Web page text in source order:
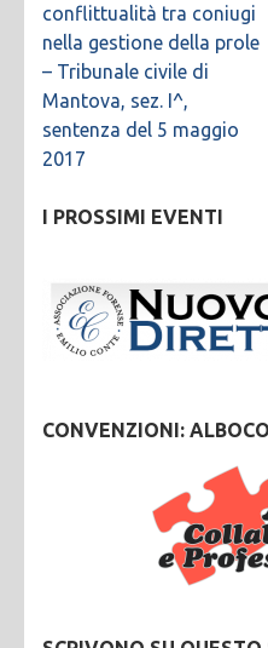
conflittualità tra coniugi
nella gestione della prole
– Tribunale civile di
Mantova, sez. I^,
sentenza del 5 maggio
2017
I PROSSIMI EVENTI
CONVENZIONI: